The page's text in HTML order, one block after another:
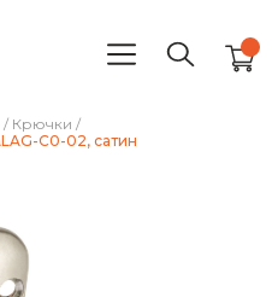
/ Крючки /
C0-02, сатин